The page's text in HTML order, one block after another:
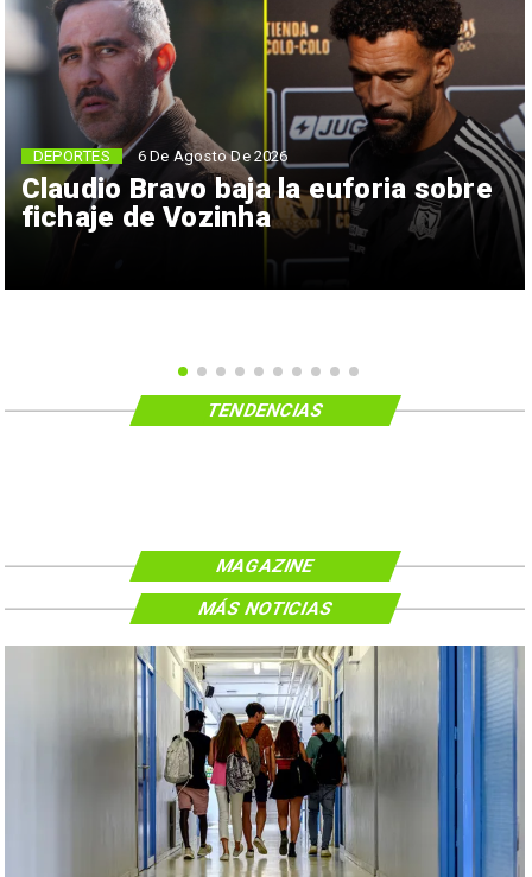
Claudio Bravo baja la euforia sobre
fichaje de Vozinha
DEPORTES 6 De Agosto De 2026
TENDENCIAS
MAGAZINE
MÁS NOTICIAS